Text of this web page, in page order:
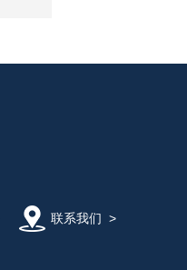
联系我们 >